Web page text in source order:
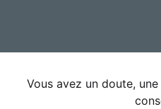
Vous avez un doute,